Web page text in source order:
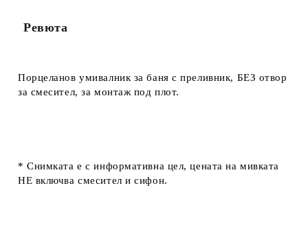
Ревюта
Порцеланов умивалник за баня с преливник, БЕЗ отвор
за смесител, за монтаж под плот.
* Снимката е с информативна цел, цената на мивката
НЕ включва смесител и сифон.